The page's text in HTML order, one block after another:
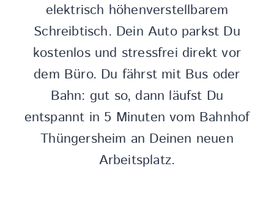
elektrisch höhenverstellbarem
Schreibtisch. Dein Auto parkst Du
kostenlos und stressfrei direkt vor
dem Büro. Du fährst mit Bus oder
Bahn: gut so, dann läufst Du
entspannt in 5 Minuten vom Bahnhof
Thüngersheim an Deinen neuen
Arbeitsplatz.